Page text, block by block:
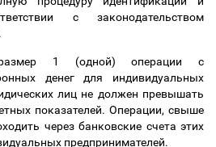
с законодательством
1 (одной) операции с
денег для индивидуальных
лиц не должен превышать
показателей. Операции, свыше
через банковские счета этих
предпринимателей.